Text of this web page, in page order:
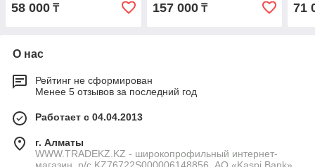
58 000 ₸ 157 000₸ 71
О нас
Рейтинг не сформирован
Менее 5 отзывов за последний год
Работает с 04.04.2013
г. Алматы
WWW.TRADEKZ.KZ - широкопрофильный интернет-